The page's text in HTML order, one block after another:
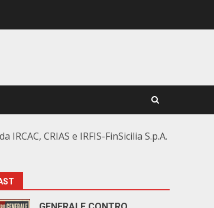
CRIAS e IRFIS-FinSicilia S.p.A.